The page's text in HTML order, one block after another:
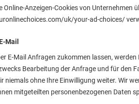
Online-Anzeigen-Cookies von
uk/your-ad-choices/
Mail
E-Mail Anfragen zukommen lassen,
Bearbeitung der Anfrage und für den
niemals ohne Ihre Einwilligung weiter. Wir
mitgeteilten personenbezogenen Daten